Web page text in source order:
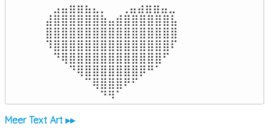
⠀⣠⣤⣶⣶⣦⣄⡀  ⠀⢀⣤⣴⣶⣶⣤⣀⠀
⣼⣿⣿⣿⣿⣿⣿⣷⣤⣾⣿⣿⣿⣿⣿⣿⣧
⣿⣿⣿⣿⣿⣿⣿⣿⣿⣿⣿⣿⣿⣿⣿⣿⣿
⠹⣿⣿⣿⣿⣿⣿⣿⣿⣿⣿⣿⣿⣿⣿⣿⠏
⠀⠙⢿⣿⣿⣿⣿⣿⣿⣿⣿⣿⣿⣿⣿⠋⠀
⠀⠀⠀⠙⢿⣿⣿⣿⣿⣿⣿⣿⡿⠛⠁⠀⠀
⠀⠀⠀⠀⠀⠉⢿⣿⣿⣿⠟⠋⠀⠀⠀⠀⠀
⠀⠀⠀⠀⠀⠀⠀⠙⠻⠁⠀⠀⠀⠀⠀⠀⠀⠀⠀⠀⠀⠀⠀
Meer Text Art ▸▸